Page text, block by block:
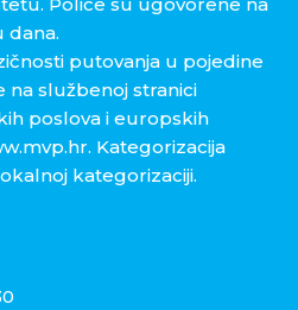
dana.
putovanja u pojedine
na službenoj stranici
poslova i europskih
Kategorizacija
kategorizaciji.